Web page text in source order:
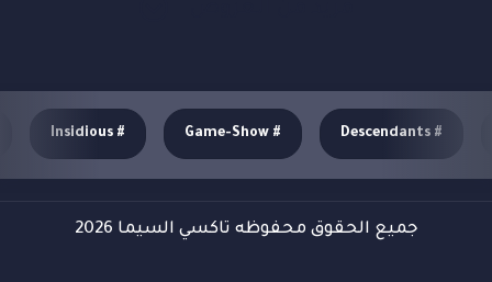
#
Descendants
#
Game-Show
#
Insidious
جميع الحقوق محفوظه تاكسي السيما 2026